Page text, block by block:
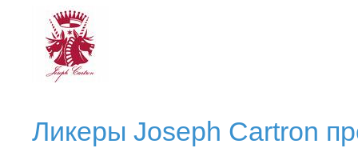
Ликеры Joseph Cartron